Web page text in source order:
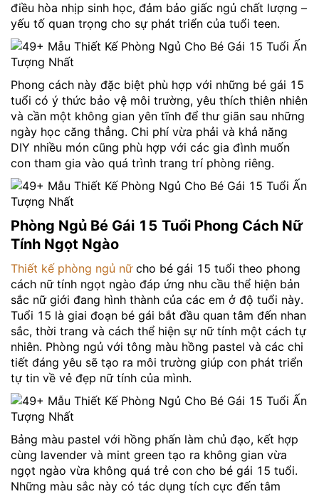
điều hòa nhịp sinh học, đảm bảo giấc ngủ chất lượng –
yếu tố quan trọng cho sự phát triển của tuổi teen.
Phong cách này đặc biệt phù hợp với những bé gái 15
tuổi có ý thức bảo vệ môi trường, yêu thích thiên nhiên
và cần một không gian yên tĩnh để thư giãn sau những
ngày học căng thẳng. Chi phí vừa phải và khả năng
DIY nhiều món cũng phù hợp với các gia đình muốn
con tham gia vào quá trình trang trí phòng riêng.
Phòng Ngủ Bé Gái 15 Tuổi Phong Cách Nữ
Tính Ngọt Ngào
Thiết kế phòng ngủ nữcho bé gái 15 tuổi theo phong
cách nữ tính ngọt ngào đáp ứng nhu cầu thể hiện bản
sắc nữ giới đang hình thành của các em ở độ tuổi này.
Tuổi 15 là giai đoạn bé gái bắt đầu quan tâm đến nhan
sắc, thời trang và cách thể hiện sự nữ tính một cách tự
nhiên. Phòng ngủ với tông màu hồng pastel và các chi
tiết đáng yêu sẽ tạo ra môi trường giúp con phát triển
tự tin về vẻ đẹp nữ tính của mình.
Bảng màu pastel với hồng phấn làm chủ đạo, kết hợp
cùng lavender và mint green tạo ra không gian vừa
ngọt ngào vừa không quá trẻ con cho bé gái 15 tuổi.
Những màu sắc này có tác dụng tích cực đến tâm